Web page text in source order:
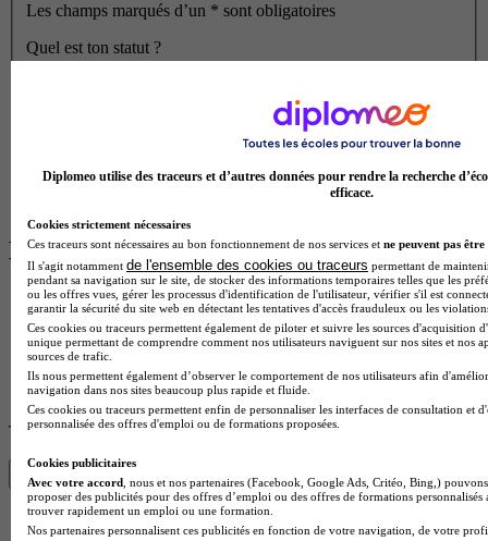
Les champs marqués d’un * sont obligatoires
Quel est ton statut ?
Les sujets les plus populaires
Choisir ses études
Métiers et secteurs
Que faire après...
Parcoursup
Spécialités du bac
Salaires
Trouve ton diplôme en 1 min avec Diplomeo !
Trouver mon école
Diplomeo utilise des traceurs et d’autres données pour rendre la recherche
efficace.
Cookies strictement nécessaires
Ces traceurs sont nécessaires au bon fonctionnement de nos services et ne peuvent pas être
Il s'agit notamment de l'ensemble des cookies ou traceurs permettant de
pendant sa navigation sur le site, de stocker des informations temporaires telles que les
ou les offres vues, gérer les processus d'identification de l'utilisateur, vérifier s'il est
garantir la sécurité du site web en détectant les tentatives d'accès frauduleux ou les
Ces cookies ou traceurs permettent également de piloter et suivre les sources d'acquisition
unique permettant de comprendre comment nos utilisateurs naviguent sur nos sites et nos
sources de trafic.
Ils nous permettent également d’observer le comportement de nos utilisateurs afin
navigation dans nos sites beaucoup plus rapide et fluide.
Ces cookies ou traceurs permettent enfin de personnaliser les interfaces de consultation et
personnalisée des offres d'emploi ou de formations proposées.
Cookies publicitaires
Avec votre accord , nous et nos partenaires (Facebook, Google Ads, Critéo, Bing,)
proposer des publicités pour des offres d’emploi ou des offres de formations
trouver rapidement un emploi ou une formation.
Nos partenaires personnalisent ces publicités en fonction de votre navigation, de votre